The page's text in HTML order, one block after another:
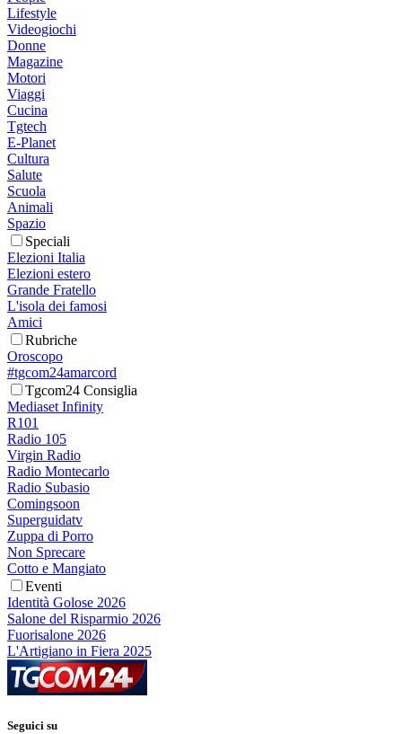
Lifestyle
Videogiochi
Donne
Magazine
Motori
Viaggi
Cucina
Tgtech
E-Planet
Cultura
Salute
Scuola
Animali
Spazio
Speciali
Elezioni Italia
Elezioni estero
Grande Fratello
L'isola dei famosi
Amici
Rubriche
Oroscopo
#tgcom24amarcord
Tgcom24 Consiglia
Mediaset Infinity
R101
Radio 105
Virgin Radio
Radio Montecarlo
Radio Subasio
Comingsoon
Superguidatv
Zuppa di Porro
Non Sprecare
Cotto e Mangiato
Eventi
Identità Golose 2026
Salone del Risparmio 2026
Fuorisalone 2026
L'Artigiano in Fiera 2025
Seguici su